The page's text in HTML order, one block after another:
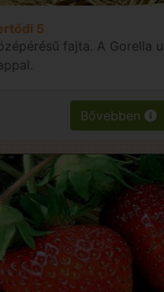
5
fajta. A Gorella
Bővebben